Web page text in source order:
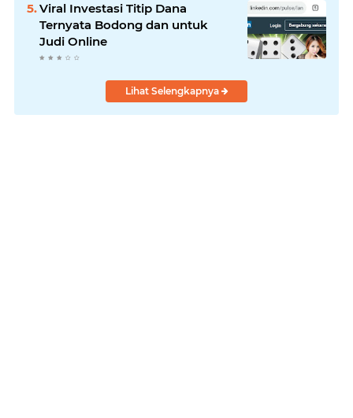
Viral Investasi Titip Dana
Ternyata Bodong dan untuk
Judi Online
Lihat Selengkapnya